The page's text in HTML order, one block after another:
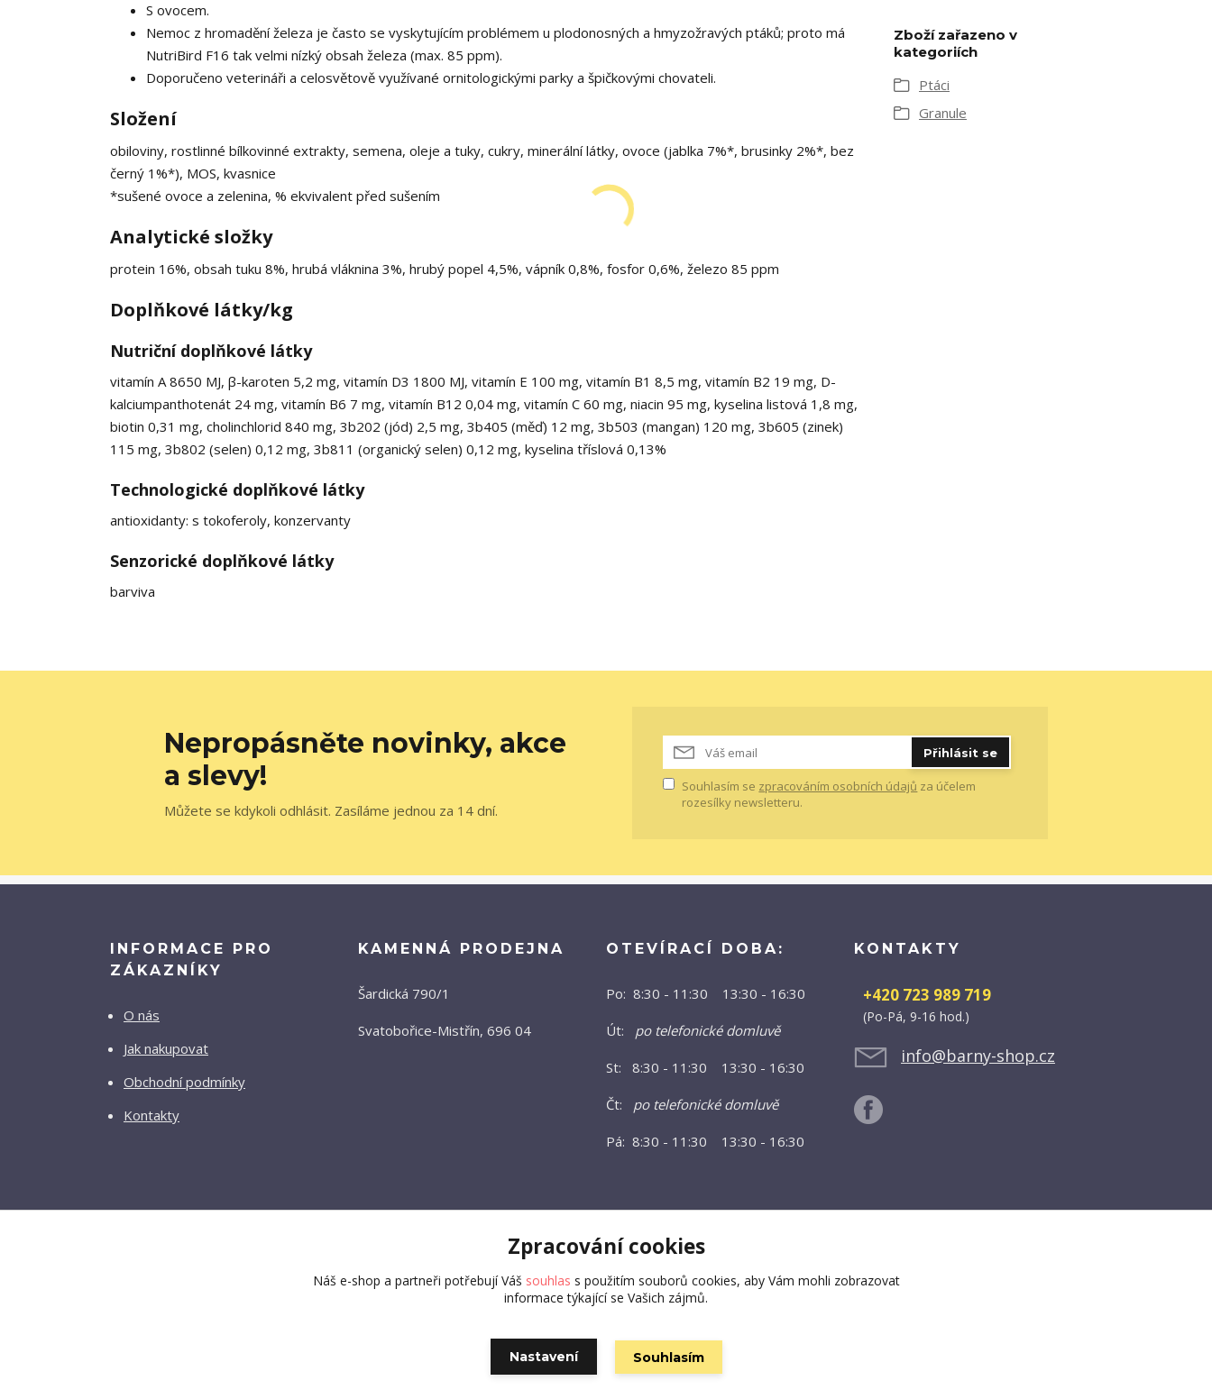
S ovocem.
Nemoc z hromadění železa je často se vyskytujícím problémem u plodonosných a hmyzožravých ptáků; proto má
NutriBird F16 tak velmi nízký obsah železa (max. 85 ppm).
Doporučeno veterináři a celosvětově využívané ornitologickými parky a špičkovými chovateli.
Složení
obiloviny, rostlinné bílkovinné extrakty, semena, oleje a tuky, cukry, minerální látky, ovoce (jablka 7%*, brusinky 2%*, bez
černý 1%*), MOS, kvasnice
*sušené ovoce a zelenina, % ekvivalent před sušením
Analytické složky
protein 16%, obsah tuku 8%, hrubá vláknina 3%, hrubý popel 4,5%, vápník 0,8%, fosfor 0,6%, železo 85 ppm
Doplňkové látky/kg
Nutriční doplňkové látky
vitamín A 8650 MJ, β-karoten 5,2 mg, vitamín D3 1800 MJ, vitamín E 100 mg, vitamín B1 8,5 mg, vitamín B2 19 mg, D-
kalciumpanthotenát 24 mg, vitamín B6 7 mg, vitamín B12 0,04 mg, vitamín C 60 mg, niacin 95 mg, kyselina listová 1,8 mg,
biotin 0,31 mg, cholinchlorid 840 mg, 3b202 (jód) 2,5 mg, 3b405 (měď) 12 mg, 3b503 (mangan) 120 mg, 3b605 (zinek)
115 mg, 3b802 (selen) 0,12 mg, 3b811 (organický selen) 0,12 mg, kyselina tříslová 0,13%
Technologické doplňkové látky
antioxidanty: s tokoferoly, konzervanty
Senzorické doplňkové látky
barviva
Zboží zařazeno v
kategoriích
Ptáci
Granule
Nepropásněte novinky, akce
a slevy!
Můžete se kdykoli odhlásit. Zasíláme jednou za 14 dní.
Přihlásit se
Souhlasím se zpracováním osobních údajů za účelem
rozesílky newsletteru.
INFORMACE PRO
ZÁKAZNÍKY
O nás
Jak nakupovat
Obchodní podmínky
Kontakty
KAMENNÁ PRODEJNA
Šardická 790/1
Svatobořice-Mistřín, 696 04
OTEVÍRACÍ DOBA:
Po: 8:30 - 11:30 13:30 - 16:30
Út: po telefonické domluvě
St: 8:30 - 11:30 13:30 - 16:30
Čt: po telefonické domluvě
Pá: 8:30 - 11:30 13:30 - 16:30
KONTAKTY
+420 723 989 719
(Po-Pá, 9-16 hod.)
info@barny-shop.cz
Vytvořeno na Eshop-rychle.cz
Zpracování cookies
Náš e-shop a partneři potřebují Váš souhlas s použitím souborů cookies, aby Vám mohli zobrazovat
informace týkající se Vašich zájmů.
Nastavení Souhlasím